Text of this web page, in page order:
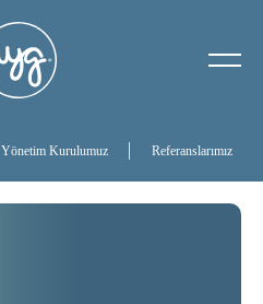
Yönetim Kurulumuz Referanslarımız